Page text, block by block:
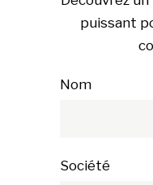
puissant
Nom
Société